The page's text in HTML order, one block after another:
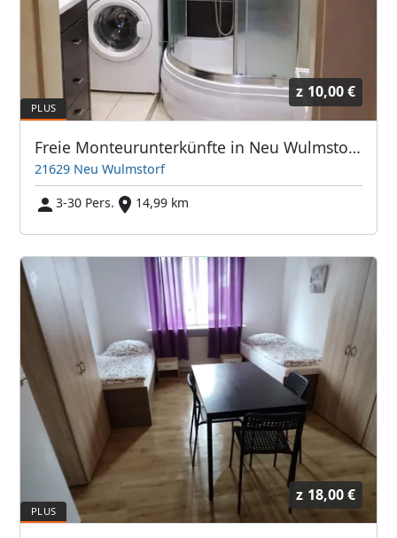
z 10,00 €
Freie Monteurunterkünfte in Neu Wulmstorf – JETZT anrufen! Wir sprechen auch Polnisch
21629 Neu Wulmstorf
3-30 Pers.
14,99 km
z 18,00 €